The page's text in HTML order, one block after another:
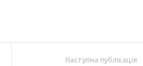
Наступна публікація